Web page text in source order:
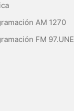
AM 1270
FM 97.UNE